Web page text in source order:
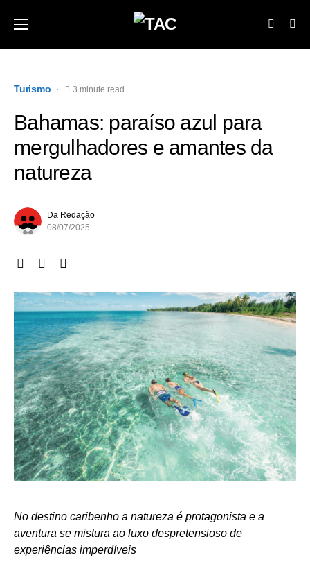
Turismo 3 minute read
Bahamas: paraíso azul para
mergulhadores e amantes da
natureza
Da Redação
08/07/2025
No destino caribenho a natureza é protagonista e a
aventura se mistura ao luxo despretensioso de
experiências imperdíveis